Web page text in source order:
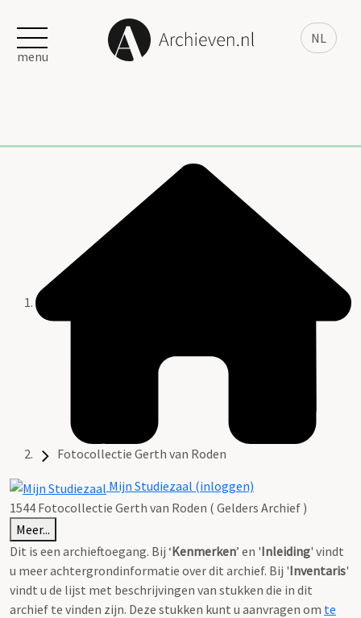
NL
menu
Fotocollectie Gerth van Roden
Mijn Studiezaal (inloggen)
1544 Fotocollectie Gerth van Roden ( Gelders Archief )
Meer...
Dit is een archieftoegang. Bij ‘Kenmerken’ en 'Inleiding' vindt
u meer achtergrondinformatie over dit archief. Bij 'Inventaris'
vindt u de lijst met beschrijvingen van stukken die in dit
archief te vinden zijn. Deze stukken kunt u aanvragen om te